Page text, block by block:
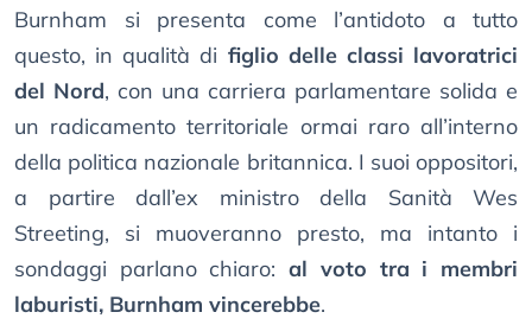
Burnham si presenta come l’antidoto a tutto
questo, in qualità di figlio delle classi lavoratrici
del Nord, con una carriera parlamentare solida e
un radicamento territoriale ormai raro all’interno
della politica nazionale britannica. I suoi oppositori,
a partire dall’ex ministro della Sanità Wes
Streeting, si muoveranno presto, ma intanto i
sondaggi parlano chiaro:al voto tra i membri
laburisti, Burnham vincerebbe.